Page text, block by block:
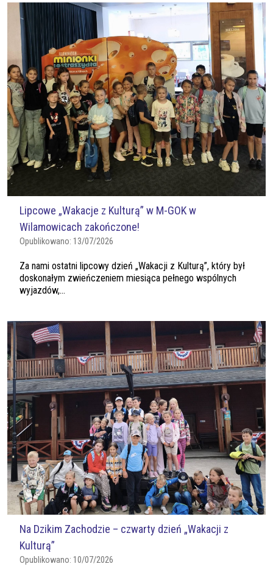
Lipcowe „Wakacje z Kulturą” w M-GOK w
Wilamowicach zakończone!
Opublikowano: 13/07/2026
Za nami ostatni lipcowy dzień „Wakacji z Kulturą”, który był
doskonałym zwieńczeniem miesiąca pełnego wspólnych
wyjazdów,...
Na Dzikim Zachodzie – czwarty dzień „Wakacji z
Kulturą”
Opublikowano: 10/07/2026